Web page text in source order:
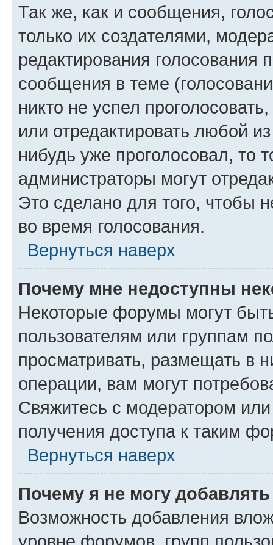
Так же, как и сообщения,
только их создателями,
редактирования голосования
сообщения в теме
никто не успел
или отредактировать любой
нибудь уже проголосовал, то
администраторы могут
Это сделано для того, чтобы
во время голосования.
Вернуться наверх
Почему мне недоступны
Некоторые форумы могут
пользователям или группам
просматривать, размещать в
операции, вам могут
Свяжитесь с модератором
получения доступа к таким
Вернуться наверх
Почему я не могу
Возможность добавления
уровне форумов, групп